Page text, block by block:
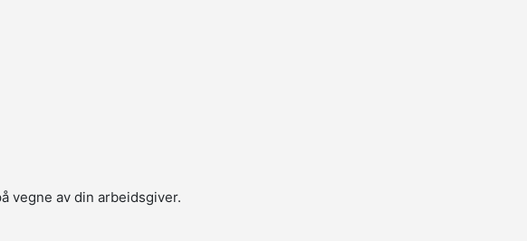
vegne av din arbeidsgiver.